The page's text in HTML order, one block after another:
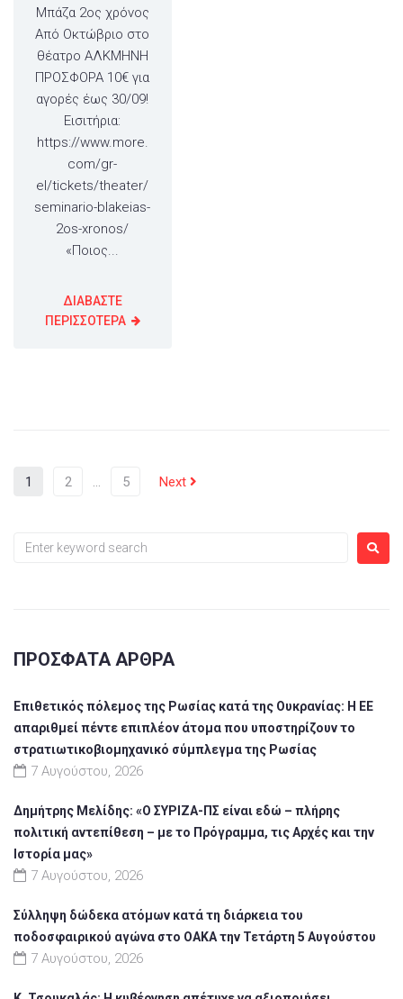
Μπάζα 2ος χρόνος
Από Οκτώβριο στο
θέατρο ΑΛΚΜΗΝΗ
ΠΡΟΣΦΟΡΑ 10€ για
αγορές έως 30/09!
Εισιτήρια:
https://www.more.
com/gr-
el/tickets/theater/
seminario-blakeias-
2os-xronos/
«Ποιος...
ΔΙΑΒΑΣΤΕ
ΠΕΡΙΣΣΟΤΕΡΑ
1 2 … 5 Next
ΠΡΌΣΦΑΤΑ ΆΡΘΡΑ
Επιθετικός πόλεμος της Ρωσίας κατά της Ουκρανίας: Η ΕΕ
απαριθμεί πέντε επιπλέον άτομα που υποστηρίζουν το
στρατιωτικοβιομηχανικό σύμπλεγμα της Ρωσίας
7 Αυγούστου, 2026
Δημήτρης Μελίδης: «Ο ΣΥΡΙΖΑ-ΠΣ είναι εδώ – πλήρης
πολιτική αντεπίθεση – με το Πρόγραμμα, τις Αρχές και την
Ιστορία μας»
7 Αυγούστου, 2026
Σύλληψη δώδεκα ατόμων κατά τη διάρκεια του
ποδοσφαιρικού αγώνα στο ΟΑΚΑ την Τετάρτη 5 Αυγούστου
7 Αυγούστου, 2026